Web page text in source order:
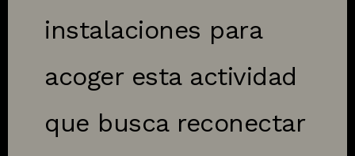
instalaciones para
acoger esta actividad
que busca reconectar